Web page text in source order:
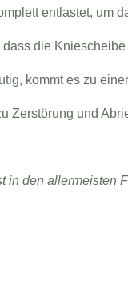
entlastet, um
die
kommt es zu
Zerstörung und
in den allermeisten